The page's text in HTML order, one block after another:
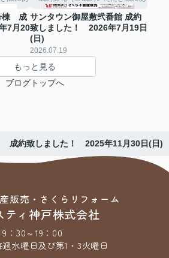
棟 成
7月20
サンタウン御屋敷弐番館 成約
致しました！ 2026年7月19日
(日)
2026.07.19
もっと見る
ブログトップへ
成約致しました！ 2025年11月30日(日)
販売・さくらリフォーム
ティ神戸株式会社
9：30～19：00
週水曜日及び第1・3火曜日